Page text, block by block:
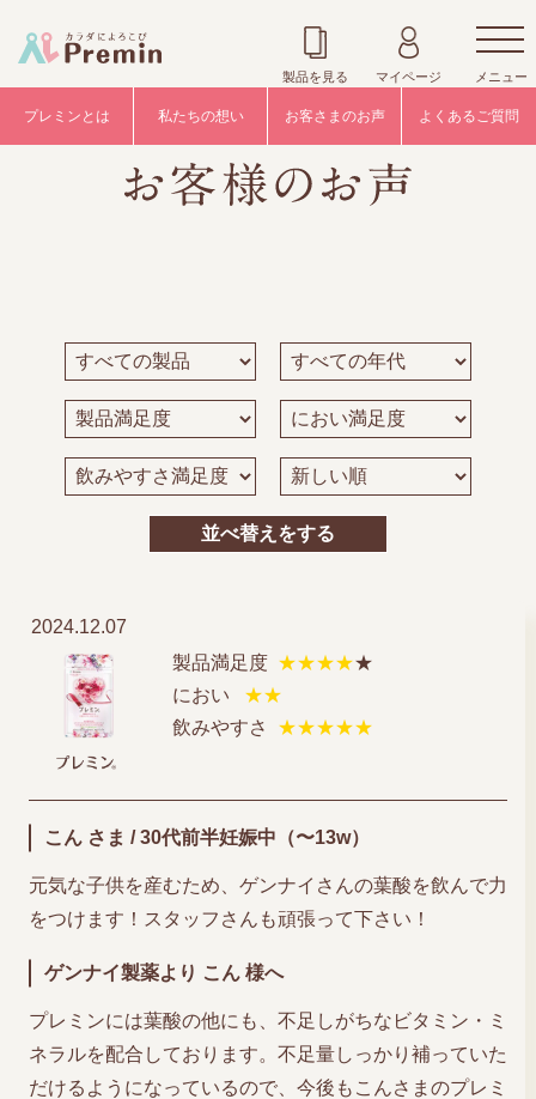
製品を見る マイページ メニュー
プレミンとは 私たちの想い お客さまのお声 よくあるご質問
並べ替えをする
2024.12.07
製品満足度 ★★★★★
におい
★★
飲みやすさ
★★★★★
こん さま / 30代前半妊娠中（〜13w）
元気な子供を産むため、ゲンナイさんの葉酸を飲んで力
をつけます！スタッフさんも頑張って下さい！
ゲンナイ製薬より こん 様へ
プレミンには葉酸の他にも、不足しがちなビタミン・ミ
ネラルを配合しております。不足量しっかり補っていた
だけるようになっているので、今後もこんさまのプレミ